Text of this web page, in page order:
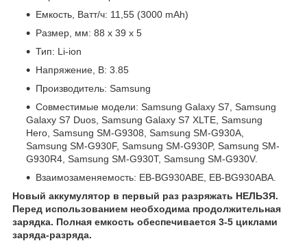
Емкость, Ватт/ч: 11,55 (3000 mAh)
Размер, мм: 88 x 39 x 5
Тип: Li-ion
Напряжение, В: 3.85
Производитель: Samsung
Совместимые модели: Samsung Galaxy S7, Samsung
Galaxy S7 Duos, Samsung Galaxy S7 XLTE, Samsung
Hero, Samsung SM-G9308, Samsung SM-G930A,
Samsung SM-G930F, Samsung SM-G930P, Samsung SM-
G930R4, Samsung SM-G930T, Samsung SM-G930V.
Взаимозаменяемость: EB-BG930ABE, EB-BG930ABA.
Новый аккумулятор в первый раз разряжать НЕЛЬЗЯ.
Перед использованием необходима продолжительная
зарядка. Полная емкость обеспечивается 3-5 циклами
заряда-разряда.